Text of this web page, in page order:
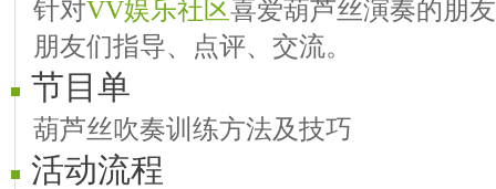
针对VV娱乐社区喜爱葫芦丝演奏的朋
朋友们指导、点评、交流。
节目单
葫芦丝吹奏训练方法及技巧
活动流程